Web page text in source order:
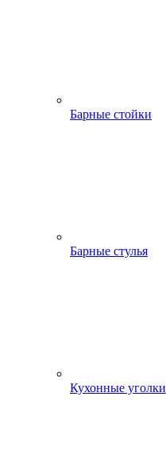
Барные стойки
Барные стулья
Кухонные уголки